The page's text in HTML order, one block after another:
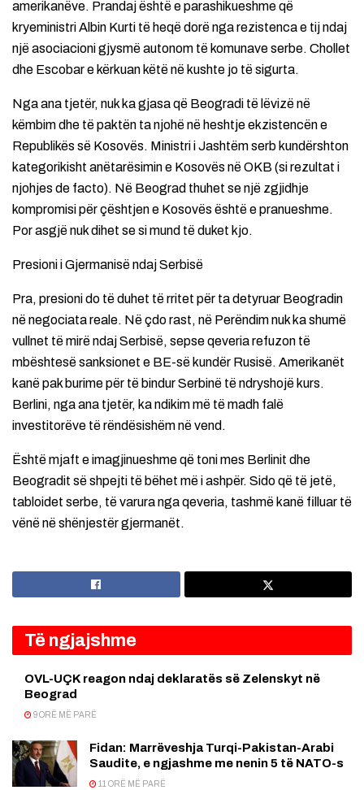
amerikanëve. Prandaj është e parashikueshme që
kryeministri Albin Kurti të heqë dorë nga rezistenca e tij ndaj
një asociacioni gjysmë autonom të komunave serbe. Chollet
dhe Escobar e kërkuan këtë në kushte jo të sigurta.
Nga ana tjetër, nuk ka gjasa që Beogradi të lëvizë në
këmbim dhe të paktën ta njohë në heshtje ekzistencën e
Republikës së Kosovës. Ministri i Jashtëm serb kundërshton
kategorikisht anëtarësimin e Kosovës në OKB (si rezultat i
njohjes de facto). Në Beograd thuhet se një zgjidhje
kompromisi për çështjen e Kosovës është e pranueshme.
Por asgjë nuk dihet se si mund të duket kjo.
Presioni i Gjermanisë ndaj Serbisë
Pra, presioni do të duhet të rritet për ta detyruar Beogradin
në negociata reale. Në çdo rast, në Perëndim nuk ka shumë
vullnet të mirë ndaj Serbisë, sepse qeveria refuzon të
mbështesë sanksionet e BE-së kundër Rusisë. Amerikanët
kanë pak burime për të bindur Serbinë të ndryshojë kurs.
Berlini, nga ana tjetër, ka ndikim më të madh falë
investitorëve të rëndësishëm në vend.
Është mjaft e imagjinueshme që toni mes Berlinit dhe
Beogradit së shpejti të bëhet më i ashpër. Sido që të jetë,
tabloidet serbe, të varura nga qeveria, tashmë kanë filluar të
vënë në shënjestër gjermanët.
Të ngjajshme
OVL-UÇK reagon ndaj deklaratës së Zelenskyt në
Beograd
9 ORË MË PARË
Fidan: Marrëveshja Turqi-Pakistan-Arabi
Saudite, e ngjashme me nenin 5 të NATO-s
11 ORË MË PARË